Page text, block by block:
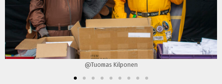
@Tuomas Kilponen